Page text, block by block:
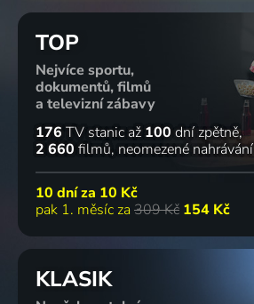
TOP
Nejvíce sportu,
dokumentů, filmů
a televizní zábavy
176 TV stanic až 100 dní zpětně
2 660 filmů neomezené nahrávání
10 dní za 10 Kč
pak 1. měsíc za 309 Kč 154 Kč
KLASIK